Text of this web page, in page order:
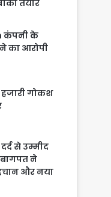
तैयार
कंपनी के
का आरोपी
गोकश
से उम्मीद
ने
और नया